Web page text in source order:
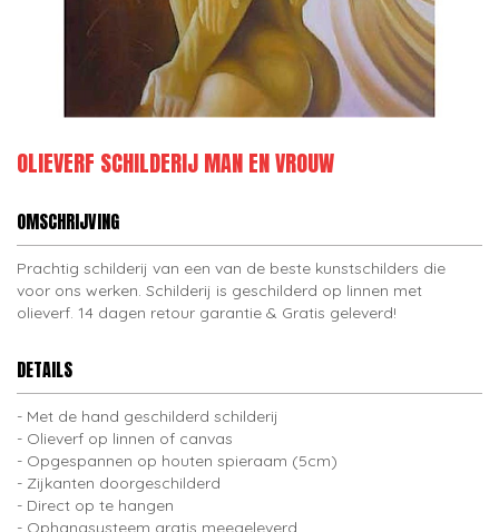
OLIEVERF SCHILDERIJ MAN EN VROUW
OMSCHRIJVING
Prachtig schilderij van een van de beste kunstschilders die
voor ons werken. Schilderij is geschilderd op linnen met
olieverf. 14 dagen retour garantie & Gratis geleverd!
DETAILS
Met de hand geschilderd schilderij
Olieverf op linnen of canvas
Opgespannen op houten spieraam (5cm)
Zijkanten doorgeschilderd
Direct op te hangen
Ophangsysteem gratis meegeleverd